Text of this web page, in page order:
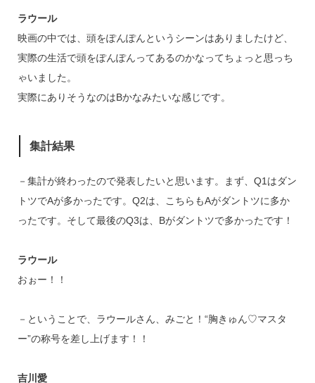
ラウール
映画の中では、頭をぽんぽんというシーンはありましたけど、
実際の生活で頭をぽんぽんってあるのかなってちょっと思っち
ゃいました。
実際にありそうなのはBかなみたいな感じです。
集計結果
－集計が終わったので発表したいと思います。まず、Q1はダン
トツでAが多かったです。Q2は、こちらもAがダントツに多か
ったです。そして最後のQ3は、Bがダントツで多かったです！
ラウール
おぉー！！
－ということで、ラウールさん、みごと！“胸きゅん♡マスタ
ー”の称号を差し上げます！！
吉川愛